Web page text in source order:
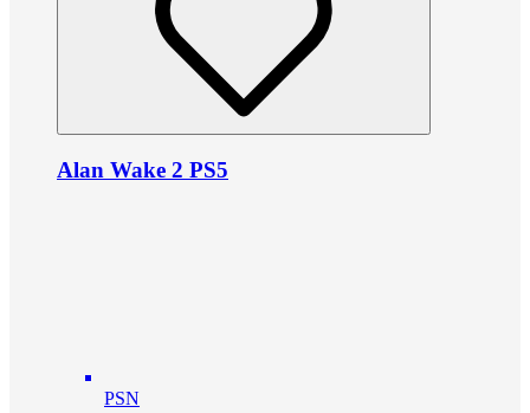
Alan Wake 2 PS5
PSN